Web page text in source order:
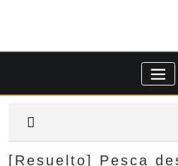
[Resuelto]
Pesca